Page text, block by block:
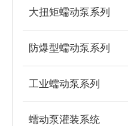
大扭矩蠕动泵系列
防爆型蠕动泵系列
工业蠕动泵系列
蠕动泵灌装系统